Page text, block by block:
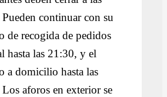
continuar con su
de recogida de pedidos
hasta las 21:30, y el
a domicilio hasta las
aforos en exterior se